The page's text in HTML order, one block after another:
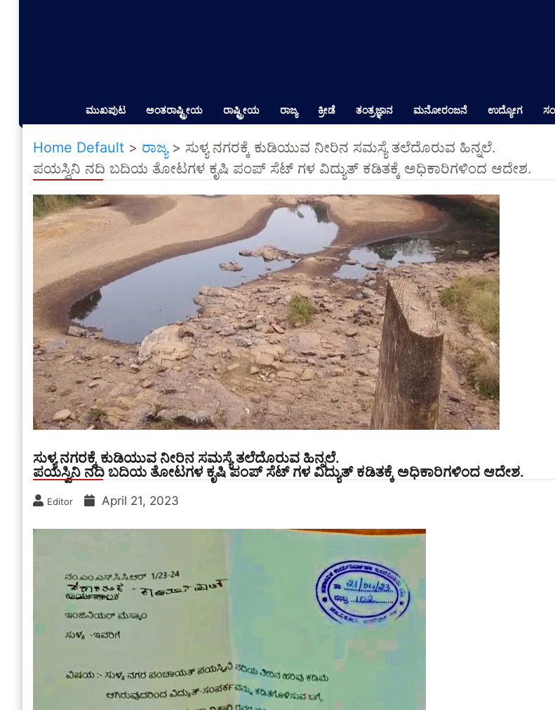
ಮುಖಪುಟ ಅಂತರಾಷ್ಟ್ರೀಯ ರಾಷ್ಟ್ರೀಯ ರಾಜ್ಯ ಕ್ರೀಡೆ ತಂತ್ರಜ್ಞಾನ ಮನೋರಂಜನೆ ಉದ್ಯೋಗ
Home Default > ರಾಜ್ಯ> ಸುಳ್ಯ ನಗರಕ್ಕೆ ಕುಡಿಯುವ ನೀರಿನ ಸಮಸ್ಯೆ ತಲೆದೊರುವ ಹಿನ್ನಲೆ.
ಪಯಸ್ವಿನಿ ನದಿ ಬದಿಯ ತೋಟಗಳ ಕೃಷಿ ಪಂಪ್ ಸೆಟ್ ಗಳ ವಿದ್ಯುತ್ ಕಡಿತಕ್ಕೆ ಅಧಿಕಾರಿಗಳಿಂದ ಆದೇಶ.
ಸುಳ್ಯ ನಗರಕ್ಕೆ ಕುಡಿಯುವ ನೀರಿನ ಸಮಸ್ಯೆ ತಲೆದೊರುವ ಹಿನ್ನಲೆ.
ಪಯಸ್ವಿನಿ ನದಿ ಬದಿಯ ತೋಟಗಳ ಕೃಷಿ ಪಂಪ್ ಸೆಟ್ ಗಳ ವಿದ್ಯುತ್ ಕಡಿತಕ್ಕೆ ಅಧಿಕಾರಿಗಳಿಂದ ಆದೇಶ.
Editor April 21, 2023